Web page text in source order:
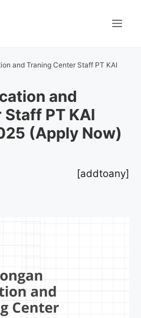
and Traning Center Staff PT KAI
and
PT KAI
(Apply Now)
[addtoany]